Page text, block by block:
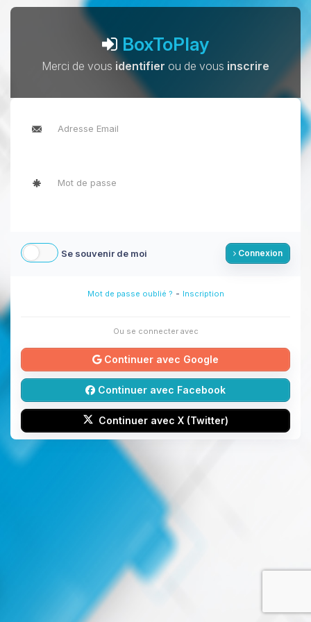
BoxToPlay
Merci de vous identifier ou de vous inscrire
Se souvenir de moi Connexion
Mot de passe oublié ? - Inscription
Ou se connecter avec
Continuer avec Google
Continuer avec Facebook
Continuer avec X (Twitter)